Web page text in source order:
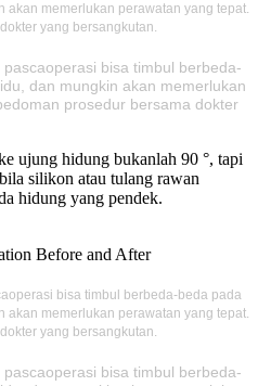
akan memerlukan perawatan yang tepat.
yang bersangkutan.
bisa timbul berbeda-
dan mungkin akan memerlukan
prosedur bersama dokter
ujung hidung bukanlah 90 °, tapi
silikon atau tulang rawan
hidung yang pendek.
bisa timbul berbeda-beda pada
akan memerlukan perawatan yang tepat.
yang bersangkutan.
bisa timbul berbeda-